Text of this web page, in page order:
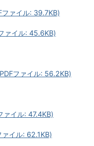
ァイル: 39.7KB)
ァイル: 45.6KB)
ファイル: 56.2KB)
ァイル: 47.4KB)
イル: 62.1KB)